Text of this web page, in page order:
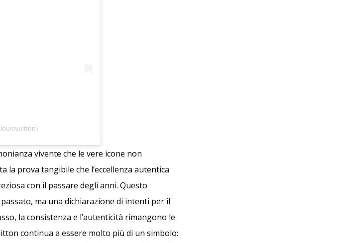
vivente che le vere icone non
la prova tangibile che l’eccellenza autentica
con il passare degli anni. Questo
ma una dichiarazione di intenti per il
la consistenza e l’autenticità rimangono le
continua a essere molto più di un simbolo: